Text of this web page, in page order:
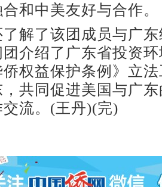
和中美友好与合作。
了该团成员与广东
介绍了广东省投资
侨权益保护条例》立
共同促进美国与广
流。(王丹)(完)